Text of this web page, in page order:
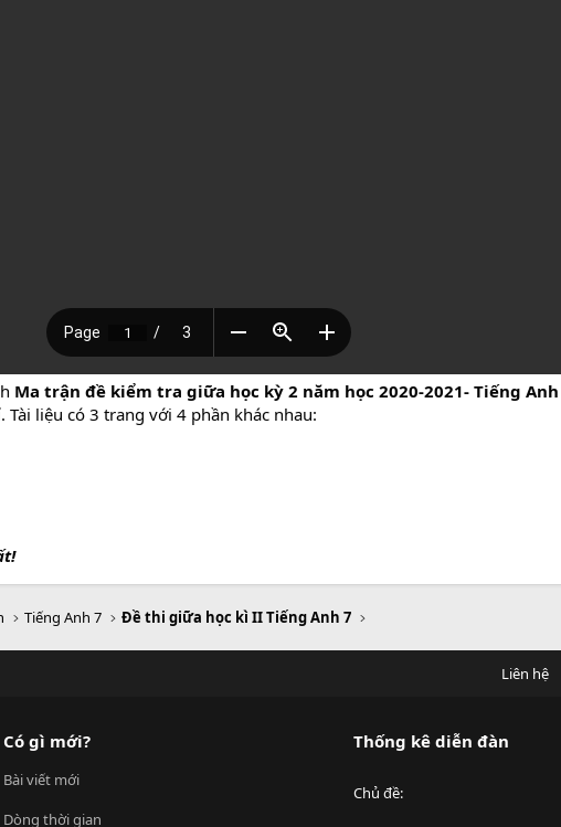
Ma trận đề kiểm tra giữa học kỳ 2 năm học 2020-2021- Tiếng
liệu có 3 trang với 4 phần khác nhau:
Tiếng Anh 7 Đề thi giữa học kì II Tiếng Anh 7
Liên hệ
Có gì mới?
Bài viết mới
Dòng thời gian
Thống kê diễn đàn
Chủ đề